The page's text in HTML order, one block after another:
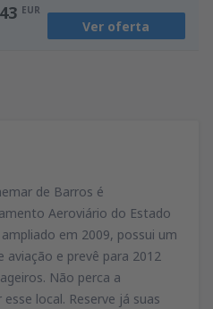
EUR
Ver oferta
de Barros é
Aeroviário do Estado
em 2009, possui um
aviação e prevê para 2012
Não perca a
local. Reserve já suas